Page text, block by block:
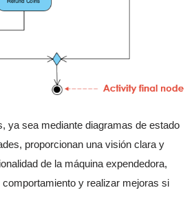
ya sea mediante diagramas de estado
proporcionan una visión clara y
de la máquina expendedora,
y realizar mejoras si